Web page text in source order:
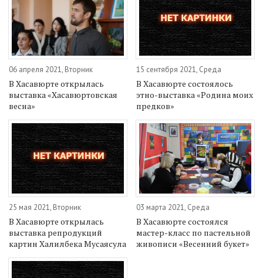
06 апреля 2021, Вторник
В Хасавюрте открылась
выставка «Хасавюртовская
весна»
15 сентября 2021, Среда
В Хасавюрте состоялось
этно-выставка «Родина моих
предков»
25 мая 2021, Вторник
В Хасавюрте открылась
выставка репродукций
картин Халилбека Мусаясула
03 марта 2021, Среда
В Хасавюрте состоялся
мастер-класс по пастельной
живописи «Весенний букет»